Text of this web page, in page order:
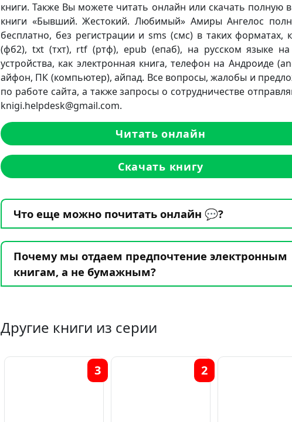
книги. Также Вы можете читать онлайн или скачать полную
книги «Бывший. Жестокий. Любимый» Амиры Ангелос
бесплатно, без регистрации и sms (смс) в таких форматах,
(фб2), txt (тхт), rtf (ртф), epub (епаб), на русском языке на
устройства, как электронная книга, телефон на Андроиде
айфон, ПК (компьютер), айпад. Все вопросы, жалобы и
по работе сайта, а также запросы о сотрудничестве
knigi.helpdesk@gmail.com.
Читать онлайн
Скачать книгу
Что еще можно почитать онлайн 💬?
Почему мы отдаем предпочтение электронным
книгам, а не бумажным?
Другие книги из серии
3 2